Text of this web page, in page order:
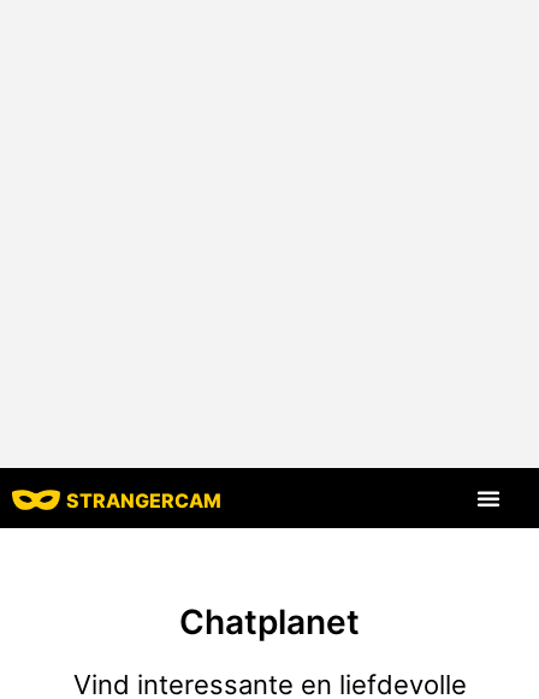
STRANGERCAM
Chatplanet
Vind interessante en liefdevolle